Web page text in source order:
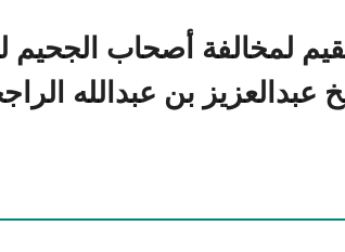
لمخالفة أصحاب الجحيم
بن عبدالله